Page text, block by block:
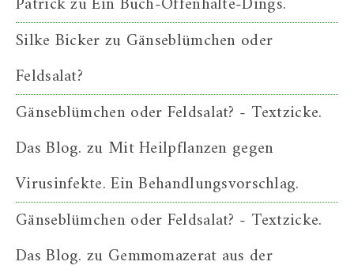
Silke Bickerzu Gänseblümchen oder
Feldsalat?
Gänseblümchen oder Feldsalat? - Textzicke.
Das Blog. zu Mit Heilpflanzen gegen
Virusinfekte. Ein Behandlungsvorschlag.
Gänseblümchen oder Feldsalat? - Textzicke.
Das Blog. zu Gemmomazerat aus der